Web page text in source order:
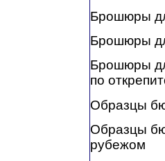
Брошюры
Брошюры
Брошюры
по
Образцы
Образцы
рубежом